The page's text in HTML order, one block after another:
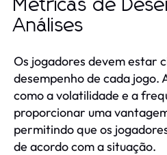
Métricas de
Análises
Os jogadores devem estar
desempenho de cada jogo.
como a volatilidade e a
proporcionar uma
permitindo que os
de acordo com a situação.